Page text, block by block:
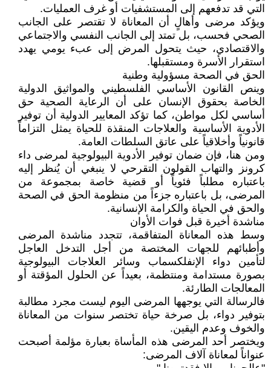
التي قد تدفعهم إلى المستشفيات أو غرف العمليات.
ويؤكد مرضى وأهالٍ أن المعاناة لا تقتصر على الجانب
الصحي فحسب، بل تمتد إلى الجانب النفسي والاجتماعي
والاقتصادي، حيث يتحول المرض إلى عبء يومي يهدد
استقرار الأسرة ومستقبلها.
الحق في الصحة مسؤولية وطنية
وينص القانون الأساسي الفلسطيني والمواثيق الدولية
الخاصة بحقوق الإنسان على أن الرعاية الصحية حق
أساسي لكل مواطن، كما تؤكد المعايير الدولية أن توفير
الأدوية الأساسية والعلاجات المنقذة للحياة يمثل التزاماً
قانونياً وأخلاقياً على عاتق السلطات العامة.
ومن هنا، فإن ضمان توفير الأدوية البيولوجية لمرضى داء
كرونز والتهاب القولون التقرحي لا ينبغي أن يُنظر إليه
باعتباره مطلباً فئوياً أو قضية خاصة بمجموعة من
المرضى، بل باعتباره جزءاً من منظومة الحق في الصحة
والحق في الحياة والكرامة الإنسانية.
مناشدة أخيرة قبل فوات الأوان
وسط هذه المعاناة المتفاقمة، تتجدد مناشدة المرضى
وأطبائهم للجهات المختصة من أجل التدخل العاجل
لتأمين دواء الإنفلكسماب وسائر العلاجات البيولوجية
بصورة مستدامة ومنتظمة، بعيداً عن الحلول المؤقتة أو
المعالجات الطارئة.
فالرسالة التي يوجهها المرضى اليوم ليست مجرد مطالبة
بتوفير دواء، بل صرخة حياة تختصر سنوات من المعاناة
والخوف وعدم اليقين.
ويختصر أحد المرضى هذه المأساة بعبارة مؤلمة أصبحت
عنواناً لمعاناة آلاف المرضى: